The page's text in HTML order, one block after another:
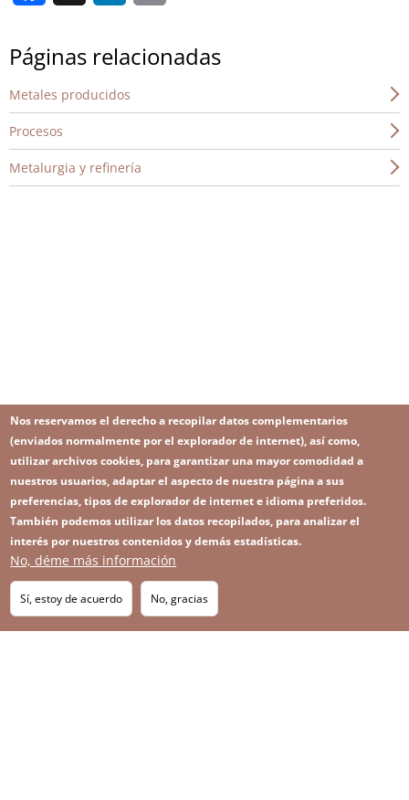
Páginas relacionadas
Metales producidos
Procesos
Metalurgia y refinería
Footer
menu
Suscríbase a nuestro Newsletter
Image
SITEMAP
Nos reservamos el derecho a recopilar datos complementarios
(enviados normalmente por el explorador de internet), así como,
utilizar archivos cookies, para garantizar una mayor comodidad a
nuestros usuarios, adaptar el aspecto de nuestra página a sus
preferencias, tipos de explorador de internet e idioma preferidos.
También podemos utilizar los datos recopilados, para analizar el
interés por nuestros contenidos y demás estadísticas.
No, déme más información
Sí, estoy de acuerdo No, gracias